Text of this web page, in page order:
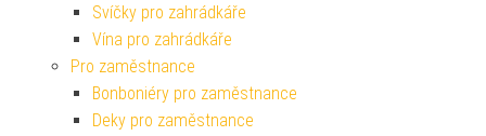
Svíčky pro zahrádkáře
Vína pro zahrádkáře
Pro zaměstnance
Bonboniéry pro zaměstnance
Deky pro zaměstnance